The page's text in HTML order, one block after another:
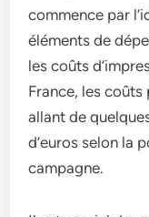
commence par
éléments de
les coûts
France, les
allant de
d’euros selon la
campagne.